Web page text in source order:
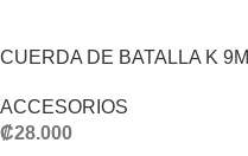
CUERDA DE BATALLA K 9M
ACCESORIOS
₡28.000